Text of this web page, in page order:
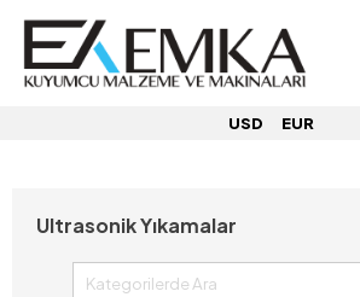
USD EUR
Ultrasonik Yıkamalar